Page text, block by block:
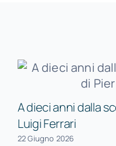
A dieci anni dalla
Luigi Ferrari
22 Giugno 2026